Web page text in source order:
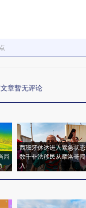
章暂无评论
局
西班牙休达进入紧急状态
数千非法移民从摩洛哥闯
入